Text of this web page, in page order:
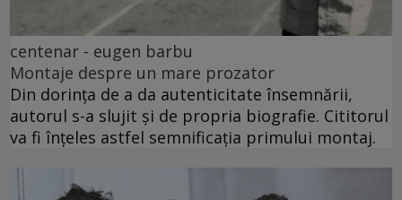
centenar - eugen barbu
Montaje despre un mare prozator
Din dorința de a da autenticitate însemnării,
autorul s-a slujit și de propria biografie. Cititorul
va fi înțeles astfel semnificația primului montaj.